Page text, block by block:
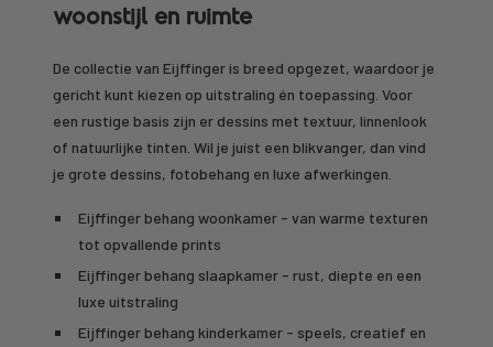
woonstijl en ruimte
De collectie van Eijffinger is breed opgezet, waardoor je
gericht kunt kiezen op uitstraling én toepassing. Voor
een rustige basis zijn er dessins met textuur, linnenlook
of natuurlijke tinten. Wil je juist een blikvanger, dan vind
je grote dessins, fotobehang en luxe afwerkingen.
Eijffinger behang woonkamer - van warme texturen
tot opvallende prints
Eijffinger behang slaapkamer - rust, diepte en een
luxe uitstraling
Eijffinger behang kinderkamer - speels, creatief en